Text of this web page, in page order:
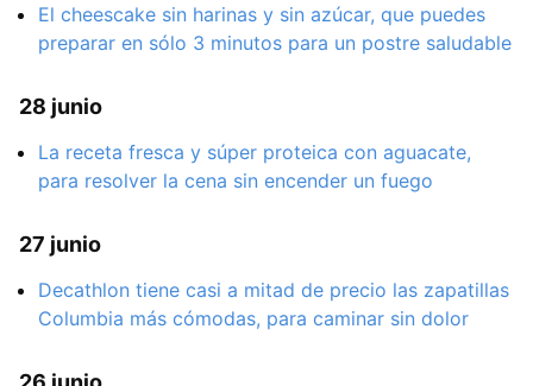
El cheescake sin harinas y sin azúcar, que puedes
preparar en sólo 3 minutos para un postre saludable
28 junio
La receta fresca y súper proteica con aguacate,
para resolver la cena sin encender un fuego
27 junio
Decathlon tiene casi a mitad de precio las zapatillas
Columbia más cómodas, para caminar sin dolor